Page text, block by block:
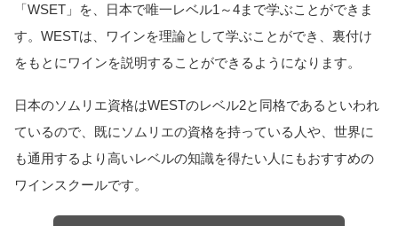
「WSET」を、日本で唯一レベル1～4まで学ぶことができま
す。WESTは、ワインを理論として学ぶことができ、裏付け
をもとにワインを説明することができるようになります。
日本のソムリエ資格はWESTのレベル2と同格であるといわれ
ているので、既にソムリエの資格を持っている人や、世界に
も通用するより高いレベルの知識を得たい人にもおすすめの
ワインスクールです。